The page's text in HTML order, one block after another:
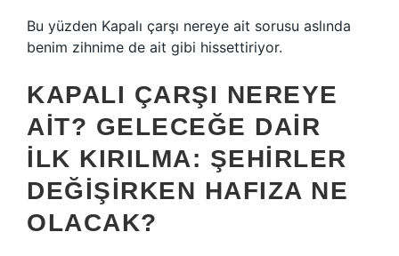
Bu yüzden Kapalı çarşı nereye ait sorusu aslında
benim zihnime de ait gibi hissettiriyor.
KAPALI ÇARŞI NEREYE
AIT? GELECEĞE DAIR
ILK KIRILMA: ŞEHIRLER
DEĞIŞIRKEN HAFIZA NE
OLACAK?